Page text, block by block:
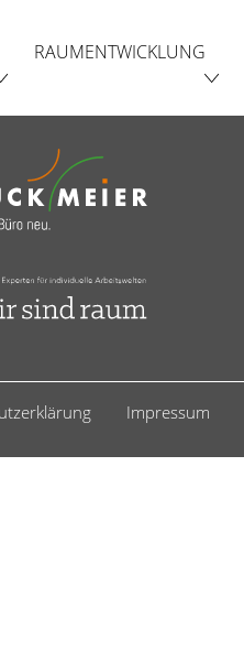
RAUMENTWICKLUNG
Impressum